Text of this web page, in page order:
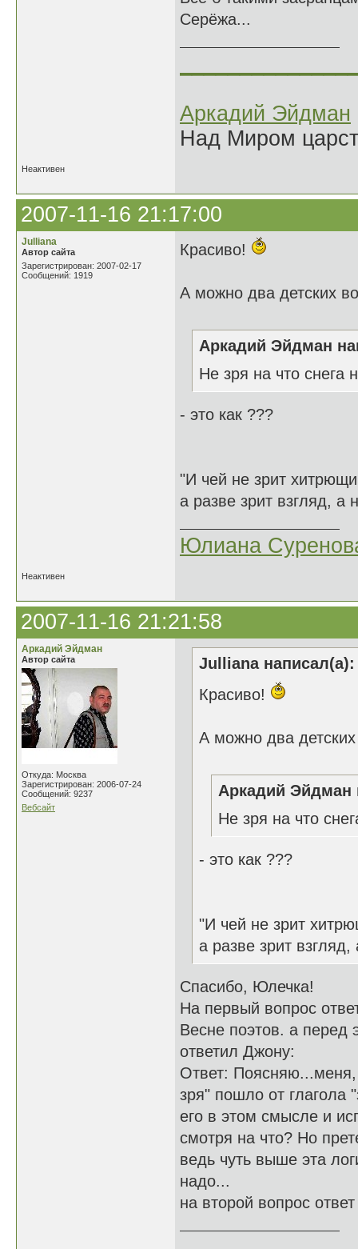
Серёжа...
Аркадий Эйдман
Над Миром
Неактивен
2007-11-16 21:17:00
Julliana
Автор сайта
Зарегистрирован: 2007-02-17
Сообщений: 1919
Красиво!
А можно два детских
Аркадий Эйдман
Не зря на что снега
- это как ???
"И чей не зрит
а разве зрит взгляд, а
Юлиана
Неактивен
2007-11-16 21:21:58
Аркадий Эйдман
Автор сайта
Откуда: Москва
Зарегистрирован: 2006-07-24
Сообщений: 9237
Вебсайт
Julliana написал(а):
Красиво!
А можно два
Аркадий Эйдман
Не зря на что
- это как ???
"И чей не зрит
а разве зрит взгляд,
Спасибо, Юлечка!
На первый вопрос
Весне поэтов. а перед
ответил Джону:
Ответ:
зря" пошло от глагола
его в этом смысле и
смотря на что? Но
ведь чуть выше эта
надо...
на второй вопрос